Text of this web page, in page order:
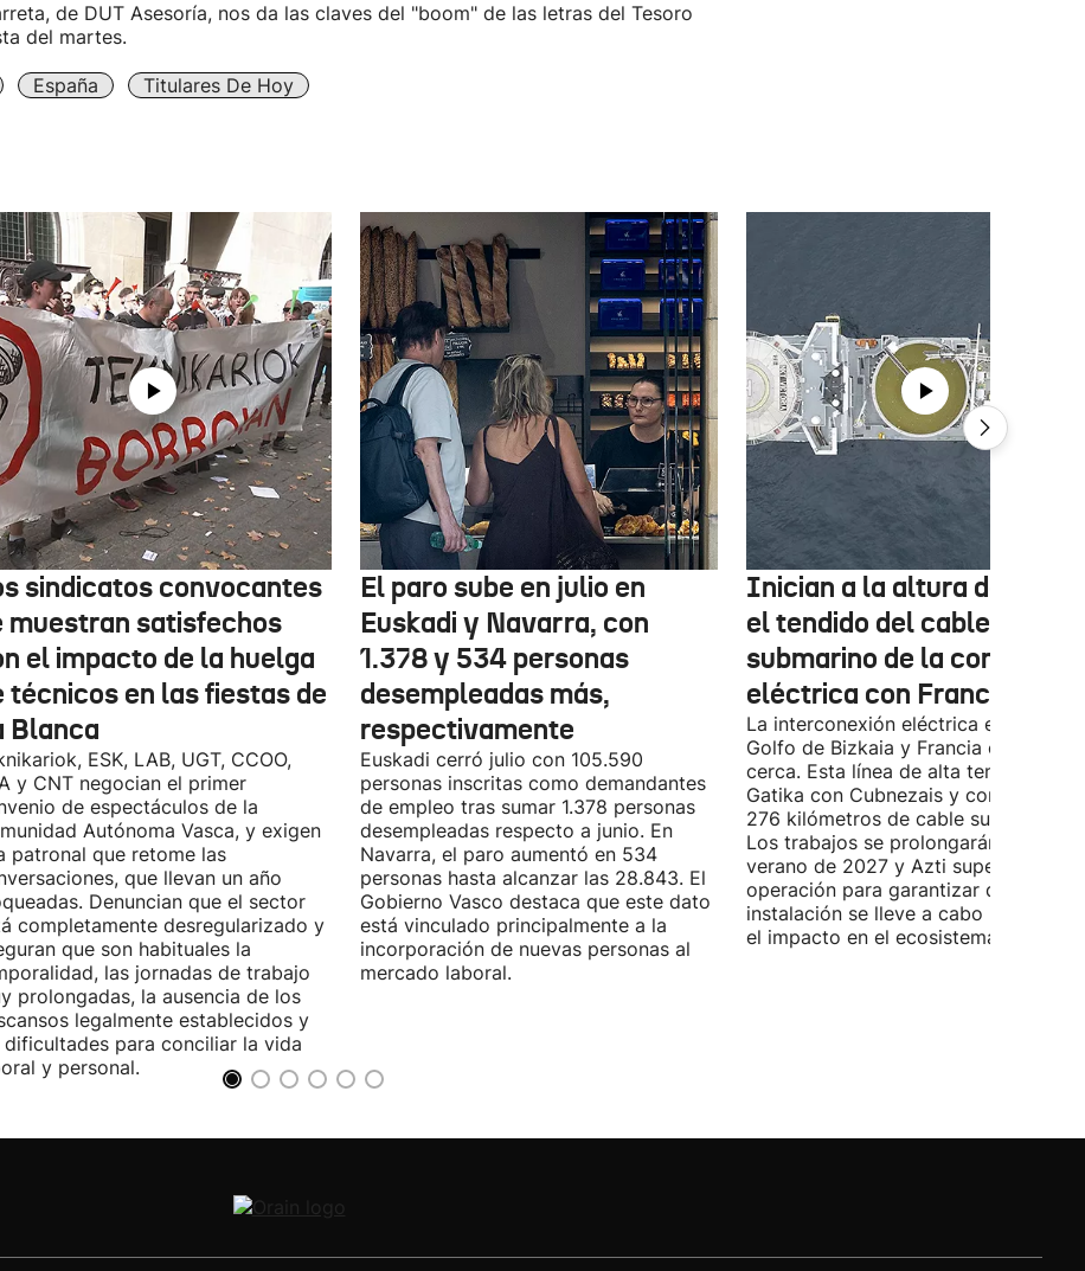
de DUT Asesoría, nos da las claves del "boom" de las letras del Tesoro
del martes.
España Titulares De Hoy
sindicatos convocantes
muestran satisfechos
el impacto de la huelga
técnicos en las fiestas de
Blanca
ESK, LAB, UGT, CCOO,
y CNT negocian el primer
de espectáculos de la
Autónoma Vasca, y exigen
patronal que retome las
que llevan un año
Denuncian que el sector
completamente desregularizado y
que son habituales la
las jornadas de trabajo
prolongadas, la ausencia de los
legalmente establecidos y
dificultades para conciliar la vida
y personal.
El paro sube en julio en
Euskadi y Navarra, con
1.378 y 534 personas
desempleadas más,
respectivamente
Euskadi cerró julio con 105.590
personas inscritas como demandantes
de empleo tras sumar 1.378 personas
desempleadas respecto a junio. En
Navarra, el paro aumentó en 534
personas hasta alcanzar las 28.843. El
Gobierno Vasco destaca que este dato
está vinculado principalmente a la
incorporación de nuevas personas al
mercado laboral.
Inician a la altura de
el tendido del cable
submarino de la conexión
eléctrica con Francia
La interconexión eléctrica entre el
Golfo de Bizkaia y Francia está más
cerca. Esta línea de alta tensión unirá
Gatika con Cubnezais y contará con
276 kilómetros de cable submarino.
Los trabajos se prolongarán hasta
verano de 2027 y Azti supervisará la
operación para garantizar que la
instalación se lleve a cabo
el impacto en el ecosistema marino.